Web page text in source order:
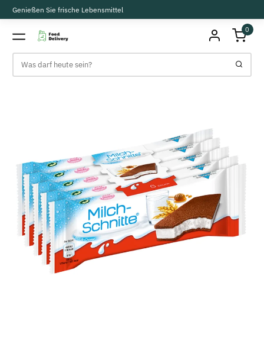
Genießen Sie frische Lebensmittel
0